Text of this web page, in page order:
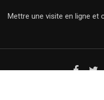
Mettre une visite en ligne et